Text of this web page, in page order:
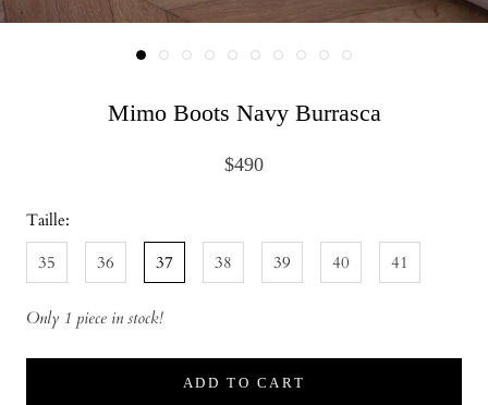
Mimo Boots Navy Burrasca
$490
Taille:
35
36 37 38 39 40 41
Only 1 piece in stock!
ADD TO CART